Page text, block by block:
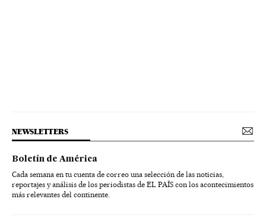
NEWSLETTERS
Boletín de América
Cada semana en tu cuenta de correo una selección de las noticias,
reportajes y análisis de los periodistas de EL PAÍS con los acontecimientos
más relevantes del continente.